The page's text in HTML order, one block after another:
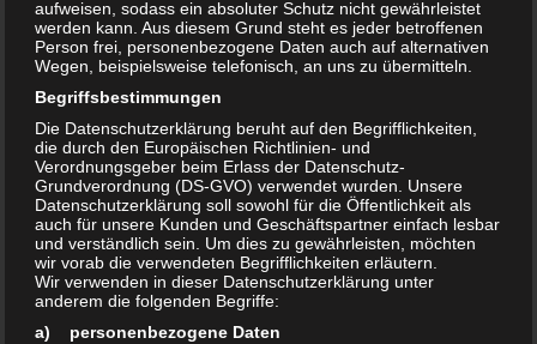
WO, WANN, WER? Aktionen vorstellen und
Hilfe bekommen
– Sommerfest am 26.8. auf Olven 1
Programm, Ablauf, Organisation, Angebote
Interessenten können sich vorstellen
– Auswertung Einwohnerversammlung vom
22.02.
– Antworten auf offene Fragen, wenn dies
möglich ist
– Bürgeranliegen, Aktuelles und Sonstiges
aufweisen, sodass ein absoluter Schutz nicht gewährleistet
werden kann. Aus diesem Grund steht es jeder betroffenen
Person frei, personenbezogene Daten auch auf alternativen
Wegen, beispielsweise telefonisch, an uns zu übermitteln.
Begriffsbestimmungen
Die Datenschutzerklärung beruht auf den Begrifflichkeiten,
die durch den Europäischen Richtlinien- und
Verordnungsgeber beim Erlass der Datenschutz-
Grundverordnung (DS-GVO) verwendet wurden. Unsere
Datenschutzerklärung soll sowohl für die Öffentlichkeit als
auch für unsere Kunden und Geschäftspartner einfach lesbar
und verständlich sein. Um dies zu gewährleisten, möchten
wir vorab die verwendeten Begrifflichkeiten erläutern.
Wir verwenden in dieser Datenschutzerklärung unter
anderem die folgenden Begriffe:
a) personenbezogene Daten